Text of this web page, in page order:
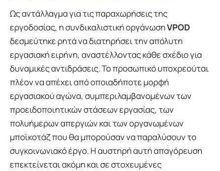
Ως αντάλλαγμα για τις παραχωρήσεις της
εργοδοσίας, η συνδικαλιστική οργάνωσηVPOD
δεσμεύτηκε ρητά να διατηρήσει την απόλυτη
εργασιακή ειρήνη, αναστέλλοντας κάθε σχέδιο για
δυναμικές αντιδράσεις. Το προσωπικό υποχρεούται
πλέον να απέχει από οποιαδήποτε μορφή
εργασιακού αγώνα, συμπεριλαμβανομένων των
προειδοποιητικών στάσεων εργασίας, των
πολυήμερων απεργιών και των οργανωμένων
μποϊκοτάζ που θα μπορούσαν να παραλύσουν το
συγκοινωνιακό έργο. Η αυστηρή αυτή απαγόρευση
επεκτείνεται ακόμη και σε στοχευμένες